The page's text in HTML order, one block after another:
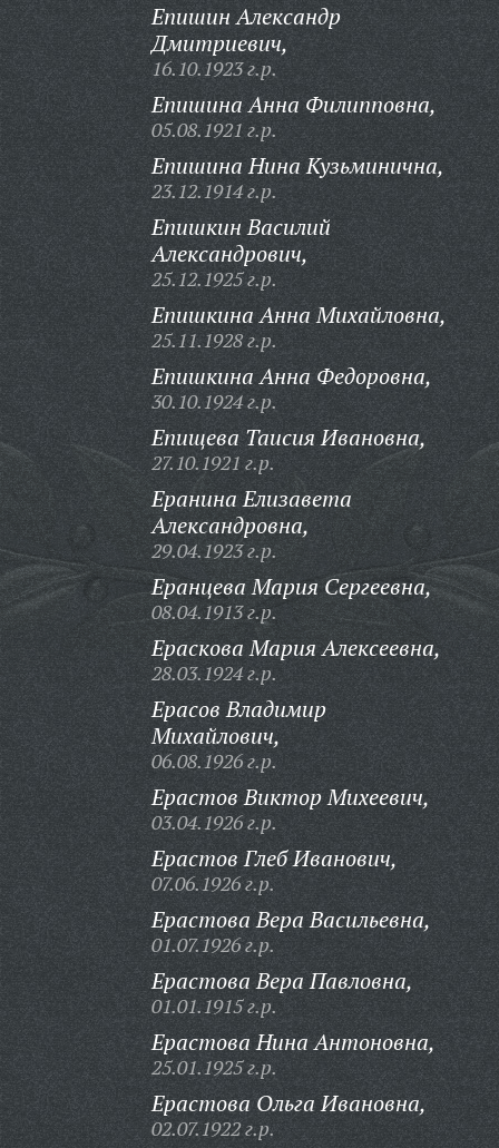
Епишин Александр
Дмитриевич,
16.10.1923 г.р.
Епишина Анна Филипповна,
05.08.1921 г.р.
Епишина Нина Кузьминична,
23.12.1914 г.р.
Епишкин Василий
Александрович,
25.12.1925 г.р.
Епишкина Анна Михайловна,
25.11.1928 г.р.
Епишкина Анна Федоровна,
30.10.1924 г.р.
Епищева Таисия Ивановна,
27.10.1921 г.р.
Еранина Елизавета
Александровна,
29.04.1923 г.р.
Еранцева Мария Сергеевна,
08.04.1913 г.р.
Ераскова Мария Алексеевна,
28.03.1924 г.р.
Ерасов Владимир
Михайлович,
06.08.1926 г.р.
Ерастов Виктор Михеевич,
03.04.1926 г.р.
Ерастов Глеб Иванович,
07.06.1926 г.р.
Ерастова Вера Васильевна,
01.07.1926 г.р.
Ерастова Вера Павловна,
01.01.1915 г.р.
Ерастова Нина Антоновна,
25.01.1925 г.р.
Ерастова Ольга Ивановна,
02.07.1922 г.р.